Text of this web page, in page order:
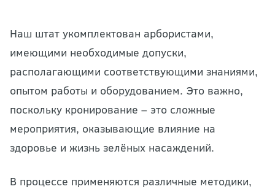
Наш штат укомплектован арбористами,
имеющими необходимые допуски,
располагающими соответствующими знаниями,
опытом работы и оборудованием. Это важно,
поскольку кронирование – это сложные
мероприятия, оказывающие влияние на
здоровье и жизнь зелёных насаждений.
В процессе применяются различные методики,